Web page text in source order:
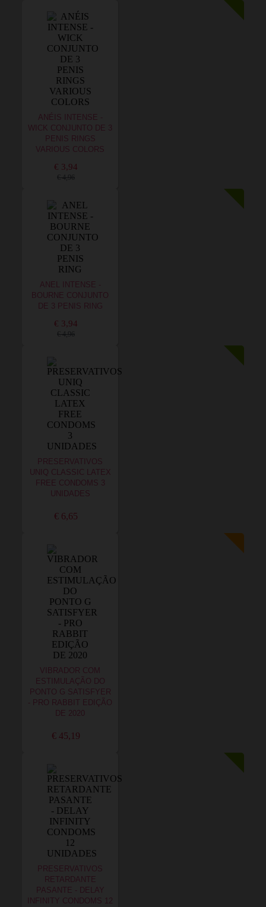
ANÉIS INTENSE -
WICK CONJUNTO DE 3
PENIS RINGS
VARIOUS COLORS
€ 3,94
€ 4,96
ANEL INTENSE -
BOURNE CONJUNTO
DE 3 PENIS RING
€ 3,94
€ 4,96
PRESERVATIVOS
UNIQ CLASSIC LATEX
FREE CONDOMS 3
UNIDADES
€ 6,65
VIBRADOR COM
ESTIMULAÇÃO DO
PONTO G SATISFYER
- PRO RABBIT EDIÇÃO
DE 2020
€ 45,19
PRESERVATIVOS
RETARDANTE
PASANTE - DELAY
INFINITY CONDOMS 12